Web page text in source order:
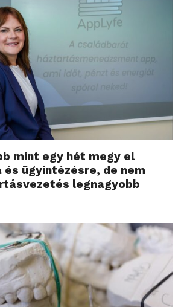
mint egy hét megy el
ügyintézésre, de nem
legnagyobb